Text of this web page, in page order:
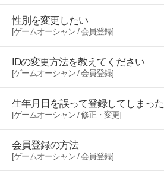
性別を変更したい
[ゲームオーシャン / 会員登録]
IDの変更方法を教えてください
[ゲームオーシャン / 会員登録]
生年月日を誤って登録してしまった
[ゲームオーシャン / 修正・変更]
会員登録の方法
[ゲームオーシャン / 会員登録]